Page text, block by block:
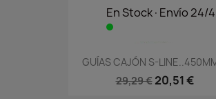
En Stock·Envío 24/
GUÍAS CAJÓN S-
29,29 € 20,51 €